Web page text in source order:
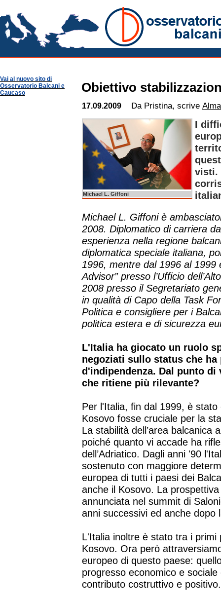
Vai al nuovo sito di
Osservatorio Balcani e
Caucaso
Obiettivo
17.09.2009 Da Pristina, scrive
Michael L. Giffoni
I
visti.
Michael L. Giffoni è
2008. Diplomatico di carriera
esperienza nella regione
diplomatica speciale italiana,
1996, mentre dal 1996 al 1999
Advisor” presso l’Ufficio
2008 presso il Segretariato
in qualità di Capo della Task
Politica e consigliere per i
politica estera e di sicurezza
L'Italia ha giocato un ruolo
negoziati sullo status che
d'indipendenza. Dal punto
che ritiene più rilevante?
Per l'Italia, fin dal 1999, è
Kosovo fosse cruciale per la
La stabilità dell’area balcanica
poiché quanto vi accade ha
dell’Adriatico. Dagli anni '90
sostenuto con maggiore
europea di tutti i paesi dei
anche il Kosovo. La
annunciata nel summit di
anni successivi ed anche dopo
L'Italia inoltre è stato tra i primi
Kosovo. Ora però
europeo di questo paese:
progresso economico e
contributo costruttivo e positivo.